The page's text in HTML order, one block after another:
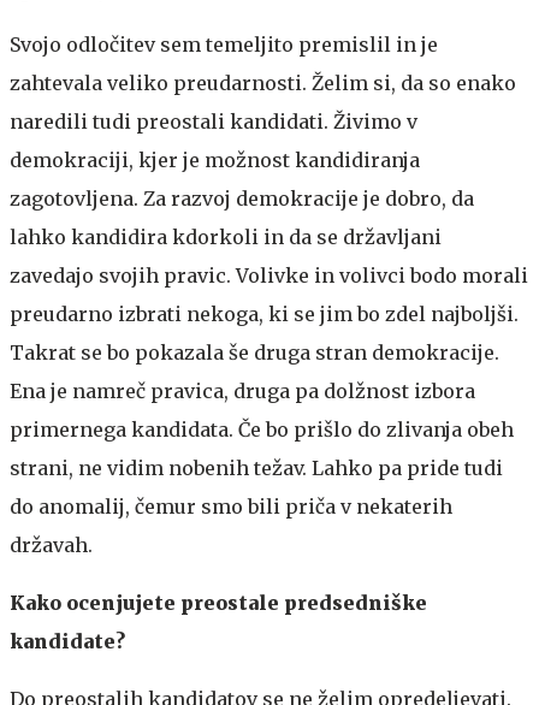
Svojo odločitev sem temeljito premislil in je
zahtevala veliko preudarnosti. Želim si, da so enako
naredili tudi preostali kandidati. Živimo v
demokraciji, kjer je možnost kandidiranja
zagotovljena. Za razvoj demokracije je dobro, da
lahko kandidira kdorkoli in da se državljani
zavedajo svojih pravic. Volivke in volivci bodo morali
preudarno izbrati nekoga, ki se jim bo zdel najboljši.
Takrat se bo pokazala še druga stran demokracije.
Ena je namreč pravica, druga pa dolžnost izbora
primernega kandidata. Če bo prišlo do zlivanja obeh
strani, ne vidim nobenih težav. Lahko pa pride tudi
do anomalij, čemur smo bili priča v nekaterih
državah.
Kako ocenjujete preostale predsedniške
kandidate?
Do preostalih kandidatov se ne želim opredeljevati.